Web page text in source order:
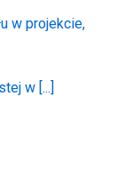
w projekcie,
w [...]